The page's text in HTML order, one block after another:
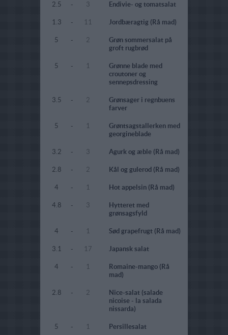
2.5 - 3 Endivie- og tomatsalat
1.3 - 11 Jordbæragtig (Rå mad)
5 - 2
Grøn sommersalat på
groft rugbrød
5 - 1
Grønne blade med
croutoner og
sennepsdressing
3.5 - 2
Grønsager i regnbuens
farver
5 - 1
Grøntsagstallerken med
georgineblade
3.2 - 3 Agurk og æble (Rå mad)
2.8 - 2 Kål og gulerod (Rå mad)
4 - 1 Hot appelsin (Rå mad)
4.8 - 3
Hytteret med
grønsagsfyld
4 - 1 Sød grapefrugt (Rå mad)
3.1 - 17 Japansk salat
4 - 1
Romaine-mango (Rå
mad)
2.8 - 2
Nice-salat (salade
nicoise - la salada
nissarda)
5 - 1 Persillesalat